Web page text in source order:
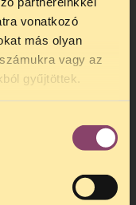
vonatkozó
más olyan
vagy az
gyűjtöttek.
akik másképp
keresztény
is
alapján
július 27 és